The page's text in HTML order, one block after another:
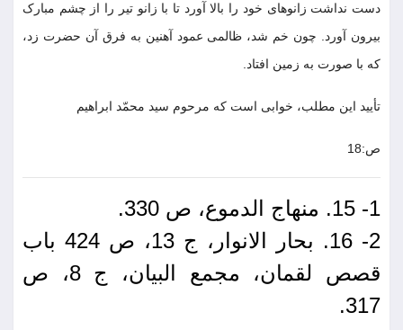
دست نداشت زانوهای خود را بالا آورد تا با زانو تیر را از چشم مبارک
بیرون آورد. چون خم شد، ظالمی عمود آهنین به فرق آن حضرت زد،
که با صورت به زمین افتاد.
تأیید این مطلب، خوابی است که مرحوم سید محمّد ابراهیم
ص:18
1- 15. منهاج الدموع، ص 330.
2- 16. بحار الانوار، ج 13، ص 424 باب
قصص لقمان، مجمع البیان، ج 8، ص
317.